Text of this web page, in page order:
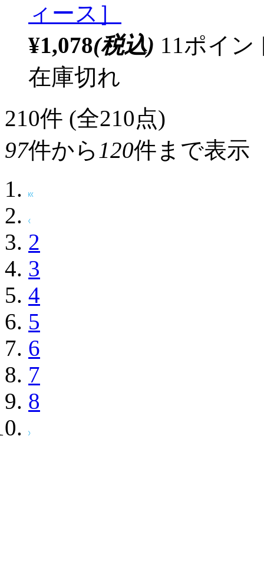
ィース］
¥1,078(税込) 11ポイ
在庫切れ
210件 (全210点)
97件から 120件まで表示
2
3
4
5
6
7
8